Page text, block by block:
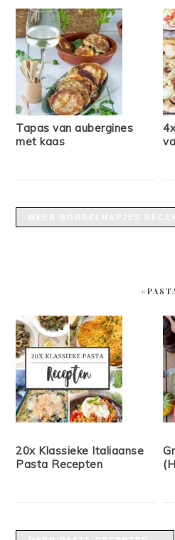
Tapas van aubergines
met kaas
20x Klassieke Italiaanse
Pasta Recepten